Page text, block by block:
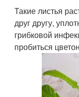
Такие листья
друг другу,
грибковой
пробиться